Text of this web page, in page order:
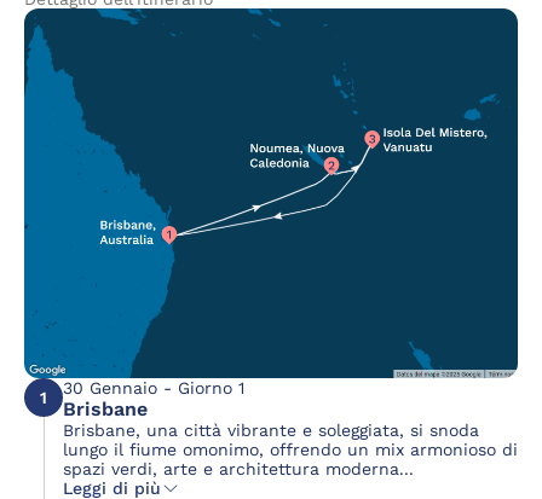
1 30 Gennaio - Giorno 1
Brisbane
Brisbane, una città vibrante e soleggiata, si snoda
lungo il fiume omonimo, offrendo un mix armonioso di
spazi verdi, arte e architettura moderna...
Leggi di più